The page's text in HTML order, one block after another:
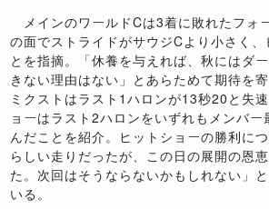
メインのワールドCは3着に敗れたフォ
の面でストライドがサウジCより小さく、
とを指摘。「休養を与えれば、秋にはダ
きない理由はない」とあらためて期待を
ミクストはラスト1ハロンが13秒20と失
ョーはラスト2ハロンをいずれもメンバー
んだことを紹介。ヒットショーの勝利に
らしい走りだったが、この日の展開の恩
た。次回はそうならないかもしれない」
いる。